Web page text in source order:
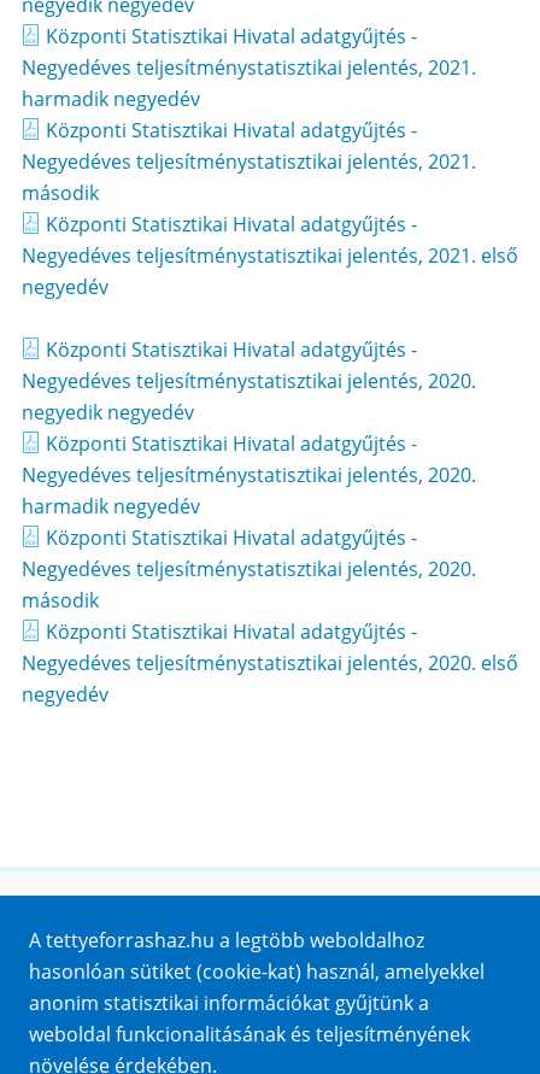
Központi Statisztikai Hivatal adatgyűjtés -
Negyedéves teljesítménystatisztikai jelentés, 2021.
harmadik negyedév
Központi Statisztikai Hivatal adatgyűjtés -
Negyedéves teljesítménystatisztikai jelentés, 2021.
második
Központi Statisztikai Hivatal adatgyűjtés -
Negyedéves teljesítménystatisztikai jelentés, 2021. első
negyedév
Központi Statisztikai Hivatal adatgyűjtés -
Negyedéves teljesítménystatisztikai jelentés, 2020.
negyedik negyedév
Központi Statisztikai Hivatal adatgyűjtés -
Negyedéves teljesítménystatisztikai jelentés, 2020.
harmadik negyedév
Központi Statisztikai Hivatal adatgyűjtés -
Negyedéves teljesítménystatisztikai jelentés, 2020.
második
Központi Statisztikai Hivatal adatgyűjtés -
Negyedéves teljesítménystatisztikai jelentés, 2020. első
negyedév
Impresszum
Sütik
Adatvédelem
Közérdekű adatok
A tettyeforrashaz.hu a legtöbb weboldalhoz
hasonlóan sütiket (cookie-kat) használ, amelyekkel
anonim statisztikai információkat gyűjtünk a
weboldal funkcionalitásának és teljesítményének
növelése érdekében.